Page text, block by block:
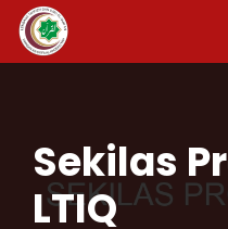
Skip
Sekilas
LTIQ